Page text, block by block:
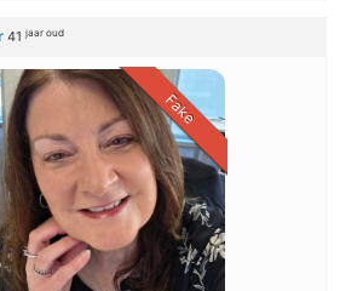
41jaar oud
Fake